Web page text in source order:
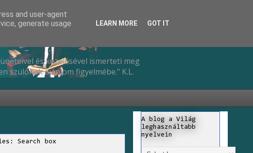
és kezelésével ismerteti meg
szülőnek ajánlom figyelmébe." K.L.
Search box
A blog a Világ
leghasználtabb
nyelvein
and user-agent
generate usage
LEARN MORE GOT IT